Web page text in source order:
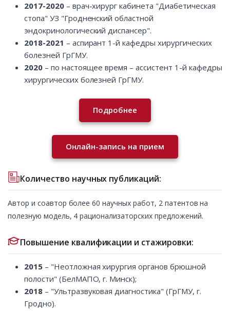
2017-2020– врач-хирург кабинета "Диабетическая
стопа" УЗ "Гродненский областной
эндокринологический диспансер".
2018-2021 – аспирант 1-й кафедры хирургических
болезней ГрГМУ.
2020 – по настоящее время – ассистент 1-й кафедры
хирургических болезней ГрГМУ.
Подробнее
Онлайн-запись на прием
Количество научных публикаций:
Автор и соавтор более 60 научных работ, 2 патентов на
полезную модель, 4 рационализаторских предложений.
Повышение квалификации и стажировки:
2015– "Неотложная хирургия органов брюшной
полости" (БелМАПО, г. Минск);
2018– "Ультразвуковая диагностика" (ГрГМУ, г.
Гродно).